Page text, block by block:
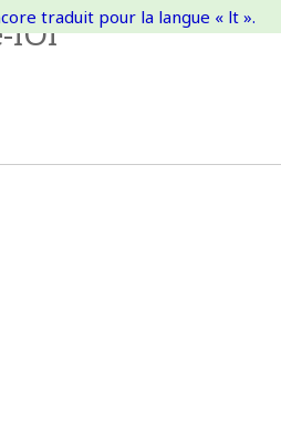
IOItraduit pour la langue « lt ».